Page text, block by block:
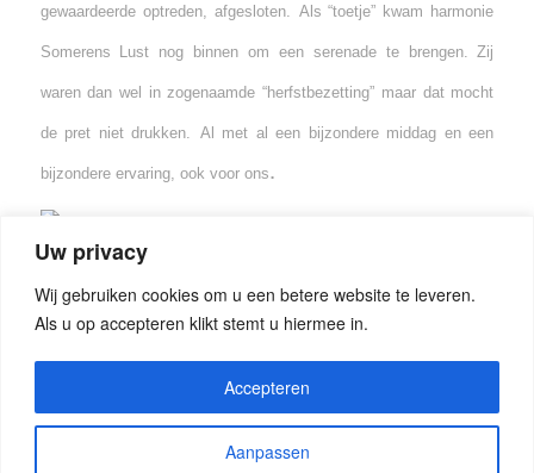
Uw privacy
Wij gebruiken cookies om u een betere website te leveren.
Als u op accepteren klikt stemt u hiermee in.
Aanpassen
Accepteren
gewaardeerde optreden, afgesloten. Als “toetje” kwam harmonie
Somerens Lust nog binnen om een serenade te brengen. Zij
waren dan wel in zogenaamde “herfstbezetting” maar dat mocht
de pret niet drukken. Al met al een bijzondere middag en een
bijzondere ervaring, ook voor ons.